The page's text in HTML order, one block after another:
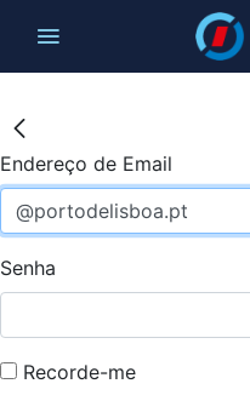
Endereço de Email
Senha
Recorde-me